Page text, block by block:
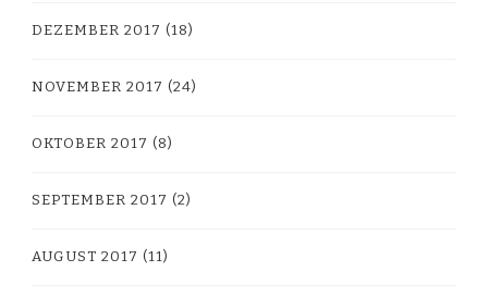
DEZEMBER 2017 (18)
NOVEMBER 2017 (24)
OKTOBER 2017 (8)
SEPTEMBER 2017 (2)
AUGUST 2017 (11)